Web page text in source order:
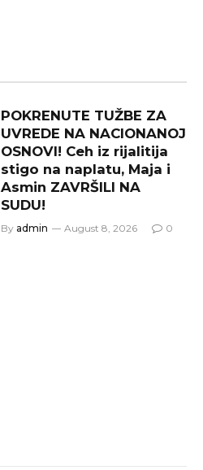
POKRENUTE TUŽBE ZA
UVREDE NA NACIONANOJ
OSNOVI! Ceh iz rijalitija
stigo na naplatu, Maja i
Asmin ZAVRŠILI NA
SUDU!
By admin August 8, 2026 0